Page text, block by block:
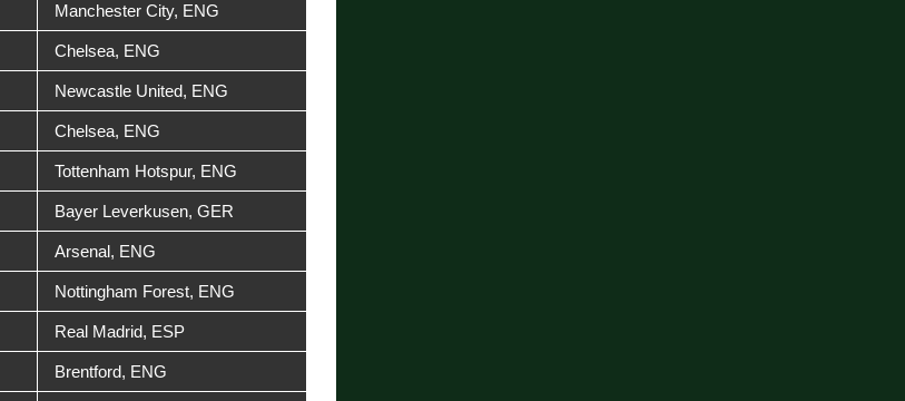
Manchester City, ENG
Chelsea, ENG
Newcastle United, ENG
Chelsea, ENG
Tottenham Hotspur, ENG
Bayer Leverkusen, GER
Arsenal, ENG
Nottingham Forest, ENG
Real Madrid, ESP
Brentford, ENG